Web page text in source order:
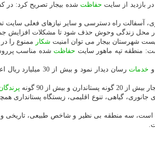
بازدید از سایت حفاظت شده بیجار تصریح كرد: در
محل زندگی وحوش حذف شود تا مشكلات افزایش
شهرستان بیجار می توان امنیت شكار ممنوع را
منطقه تپه ماهور سایت حفاظت شده مناسب
خدمات
رسان دیدار نمود و
پستاندارن و بیش از 90 گونه
استان كردستان واقع است، سه منطقه بی نظیر و شاخص